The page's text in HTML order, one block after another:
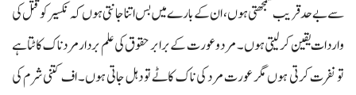
سے بےحد قریب سمجھتی ہوں، ان کے بارے میں بس اتنا جانتی ہوں کہ نکسیر کو قتل کی
واردات یقین کر لیتی ہوں۔ مرد و عورت کے برابر حقوق کی علم بردار مرد ناک کاٹتا ہے
تو نفرت کرتی ہوں مگر عورت مرد کی ناک کاٹے تو دہل جاتی ہوں۔ اف کتنی شرم کی